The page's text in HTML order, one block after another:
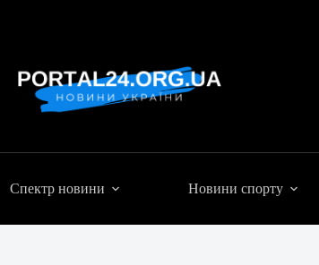
Спектр новини Новини спорту